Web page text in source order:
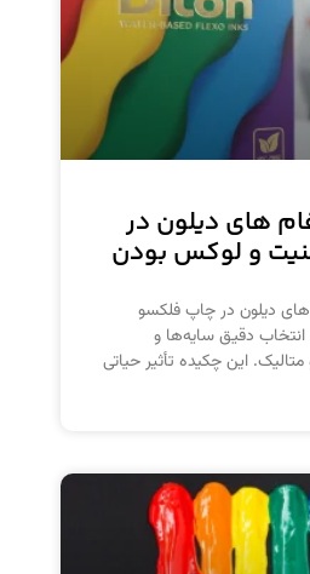
های دیلون در
و لوکس بودن
دیلون در چاپ فلکسو
انتخاب دقیق سایه‌ها و
این چکیده تأثیر حیاتی